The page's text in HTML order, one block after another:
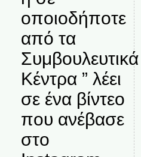
οποιοδήποτε
από τα
Συμβουλευτικά
Κέντρα ” λέει
σε ένα βίντεο
που ανέβασε
στο